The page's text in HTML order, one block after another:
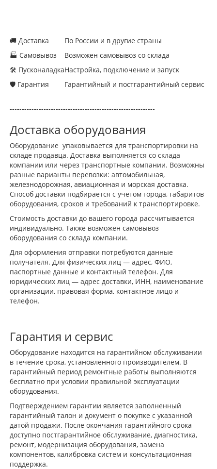
🚚 Доставка
🏭 Самовывоз
🛠 Пусконаладка
🛡 Гарантия
По России и в другие страны
Возможен самовывоз со склада
Настройка, подключение и запуск
Гарантийный и постгарантийный сервис
------------------------------------------------------------
Доставка оборудования
Оборудование упаковывается для транспортировки на
складе продавца. Доставка выполняется со склада
компании или через транспортные компании. Возможны
разные варианты перевозки: автомобильная,
железнодорожная, авиационная и морская доставка.
Способ доставки подбирается с учётом города, габаритов
оборудования, сроков и требований к транспортировке.
Стоимость доставки до вашего города рассчитывается
индивидуально. Также возможен самовывоз
оборудования со склада компании.
Для оформления отправки потребуются данные
получателя. Для физических лиц — адрес, ФИО,
паспортные данные и контактный телефон. Для
юридических лиц — адрес доставки, ИНН, наименование
организации, правовая форма, контактное лицо и
телефон.
Гарантия и сервис
Оборудование находится на гарантийном обслуживании
в течение срока, установленного производителем. В
гарантийный период ремонтные работы выполняются
бесплатно при условии правильной эксплуатации
оборудования.
Подтверждением гарантии является заполненный
гарантийный талон и документ о покупке с указанной
датой продажи. После окончания гарантийного срока
доступно постгарантийное обслуживание, диагностика,
ремонт, модернизация оборудования, замена
компонентов, калибровка систем и консультационная
поддержка.